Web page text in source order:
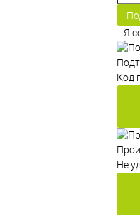
Я
Код
Не